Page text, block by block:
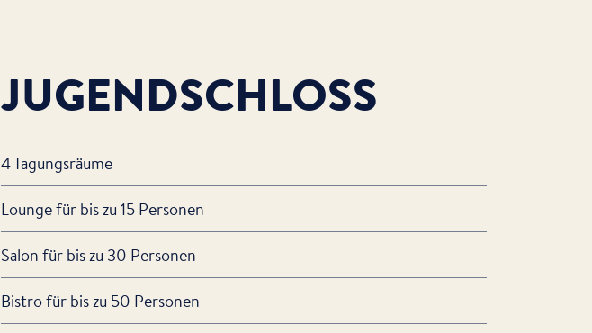
JUGENDSCHLOSS
4 Tagungsräume
Lounge für bis zu 15 Personen
Salon für bis zu 30 Personen
Bistro für bis zu 50 Personen